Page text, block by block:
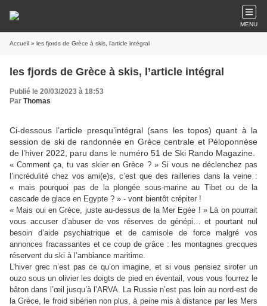
MENU
Accueil » les fjords de Grèce à skis, l’article intégral
les fjords de Grèce à skis, l’article intégral
Publié le 20/03/2023 à 18:53
Par Thomas
Ci-dessous l’article presqu’intégral (sans les topos) quant à la
session de ski de randonnée en Grèce centrale et Péloponnèse
de l’hiver 2022, paru dans le numéro 51 de Ski Rando Magazine.
« Comment ça, tu vas skier en Grèce ? » Si vous ne déclenchez pas
l’incrédulité chez vos ami(e)s, c’est que des railleries dans la veine :
« mais pourquoi pas de la plongée sous-marine au Tibet ou de la
cascade de glace en Egypte ? » - vont bientôt crépiter !
« Mais oui en Grèce, juste au-dessus de la Mer Egée ! » Là on pourrait
vous accuser d’abuser de vos réserves de génépi… et pourtant nul
besoin d’aide psychiatrique et de camisole de force malgré vos
annonces fracassantes et ce coup de grâce : les montagnes grecques
réservent du ski à l’ambiance maritime.
L’hiver grec n’est pas ce qu’on imagine, et si vous pensiez siroter un
ouzo sous un olivier les doigts de pied en éventail, vous vous fourrez le
bâton dans l’œil jusqu’à l’ARVA. La Russie n’est pas loin au nord-est de
la Grèce, le froid sibérien non plus, à peine mis à distance par les Mers